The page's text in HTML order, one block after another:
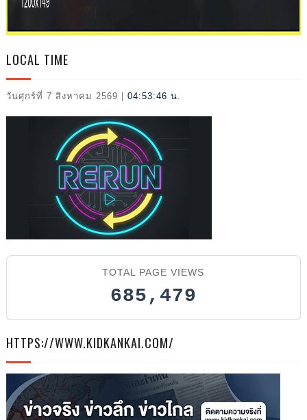
2026
LOCAL TIME
วันศุกร์ที่ 7 สิงหาคม 2569 04:53:47 น.
TOTAL PAGE VIEWS
685,479
HTTPS://WWW.KIDKANKAI.COM/